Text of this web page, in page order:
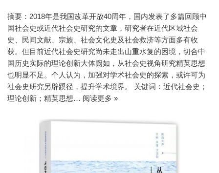
摘要：2018年是我国改革开放40周年，国内发表了多篇回顾中
国社会史或近代社会史研究的文章，研究者在近代区域社会
史、民间文献、宗族、社会文化史及社会救济等方面多有收
获。但目前近代社会史研究尚未走出山重水复的困境，切合中
国历史实际的理论创新大体阙如，从社会史视角研究精英思想
也明显不足。个人认为，加强对学术社会史的探索，或许可为
社会史研究另辟蹊径，提升学术境界。 关键词：近代社会史；
理论创新；精英思想… 阅读更多 »